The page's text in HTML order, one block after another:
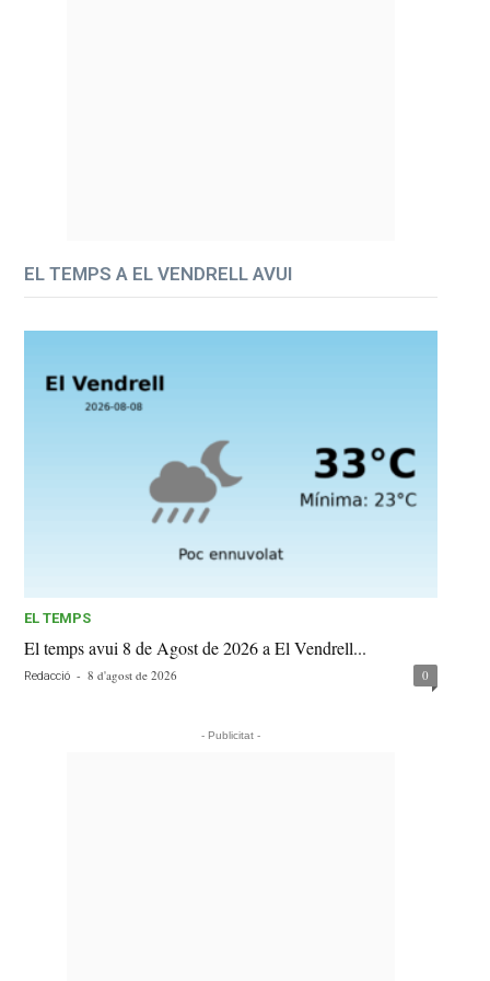
EL TEMPS A EL VENDRELL AVUI
EL TEMPS
El temps avui 8 de Agost de 2026 a El Vendrell...
Redacció - 8 d'agost de 2026 0
- Publicitat -